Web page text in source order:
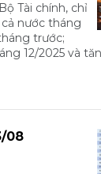
Tài chính, chỉ
nước tháng
trước;
12/2025 và
08